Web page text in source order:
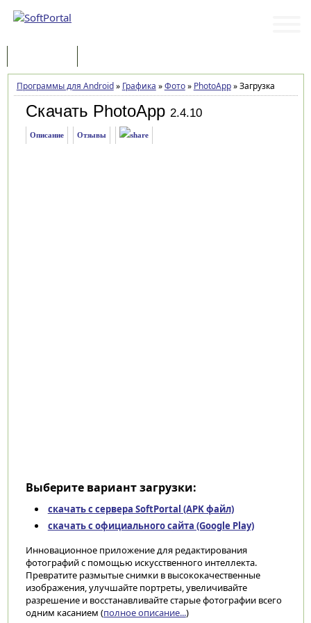
Программы для Android» Графика »Фото» PhotoApp»Загрузка
Скачать PhotoApp 2.4.10
Описание Отзывы
Выберите вариант загрузки:
скачать с сервера SoftPortal (APK файл)
скачать с официального сайта (Google Play)
Инновационное приложение для редактирования
фотографий с помощью искусственного интеллекта.
Превратите размытые снимки в высококачественные
изображения, улучшайте портреты, увеличивайте
разрешение и восстанавливайте старые фотографии всего
одним касанием (полное описание...)